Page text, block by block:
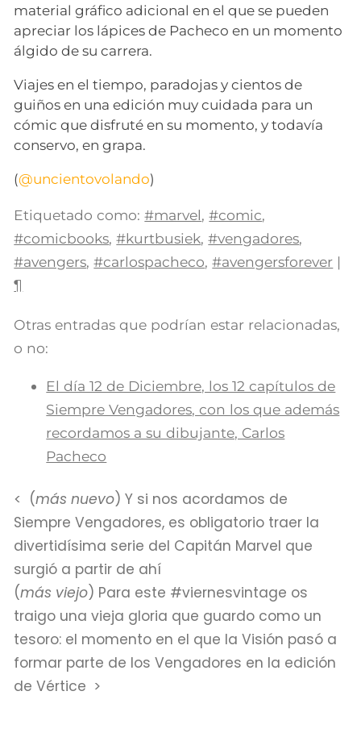
material gráfico adicional en el que se pueden
apreciar los lápices de Pacheco en un momento
álgido de su carrera.
Viajes en el tiempo, paradojas y cientos de
guiños en una edición muy cuidada para un
cómic que disfruté en su momento, y todavía
conservo, en grapa.
(@uncientovolando)
Etiquetado como: #marvel,#comic,
#comicbooks,#kurtbusiek,#vengadores,
#avengers,#carlospacheco,#avengersforever |
¶
Otras entradas que podrían estar relacionadas,
o no:
El día 12 de Diciembre, los 12 capítulos de
Siempre Vengadores, con los que además
recordamos a su dibujante, Carlos
Pacheco
(más nuevo) Y si nos acordamos de
Siempre Vengadores, es obligatorio traer la
divertidísima serie del Capitán Marvel que
surgió a partir de ahí
(más viejo) Para este #viernesvintage os
traigo una vieja gloria que guardo como un
tesoro: el momento en el que la Visión pasó a
formar parte de los Vengadores en la edición
de Vértice